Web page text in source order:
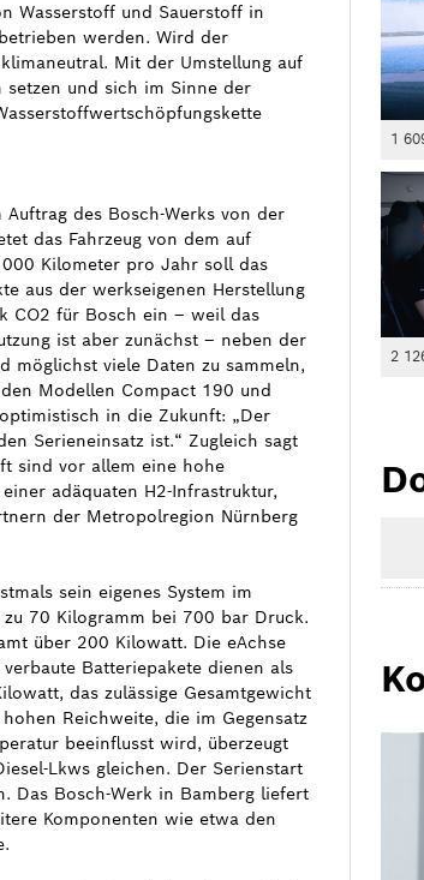
Wasserstoff und Sauerstoff in
werden. Wird der
Mit der Umstellung auf
setzen und sich im Sinne der
des Bosch-Werks von der
das Fahrzeug von dem auf
Kilometer pro Jahr soll das
aus der werkseigenen Herstellung
CO2 für Bosch ein – weil das
ist aber zunächst – neben der
möglichst viele Daten zu sammeln,
Modellen Compact 190 und
in die Zukunft: „Der
Serieneinsatz ist.“ Zugleich sagt
sind vor allem eine hohe
adäquaten H2-Infrastruktur,
der Metropolregion Nürnberg
sein eigenes System im
70 Kilogramm bei 700 bar Druck.
über 200 Kilowatt. Die eAchse
Batteriepakete dienen als
das zulässige Gesamtgewicht
Reichweite, die im Gegensatz
beeinflusst wird, überzeugt
Lkws gleichen. Der Serienstart
Das Bosch-Werk in Bamberg liefert
Komponenten wie etwa den
1
2